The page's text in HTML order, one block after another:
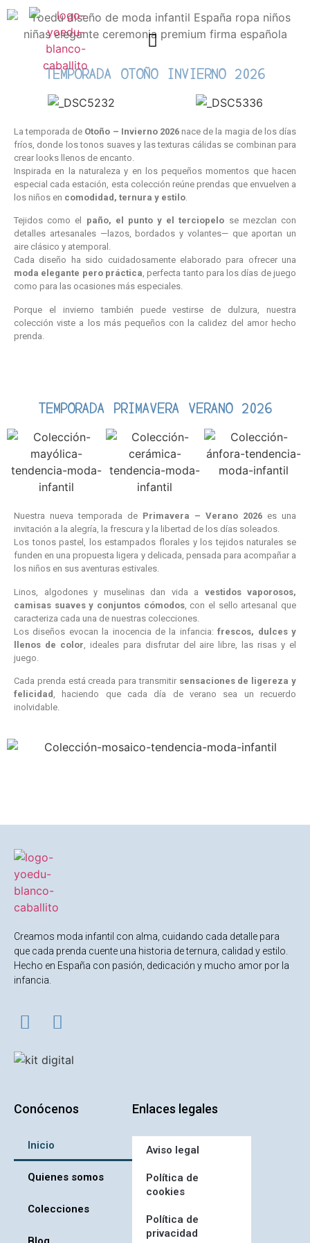
TEMPORADA OTOÑO INVIERNO 2026
La temporada de Otoño – Invierno 2026nace de la magia de los días
fríos, donde los tonos suaves y las texturas cálidas se combinan para
crear looks llenos de encanto.
Inspirada en la naturaleza y en los pequeños momentos que hacen
especial cada estación, esta colección reúne prendas que envuelven a
los niños en comodidad, ternura y estilo.
Tejidos como el paño, el punto y el terciopelo se mezclan con
detalles artesanales —lazos, bordados y volantes— que aportan un
aire clásico y atemporal.
Cada diseño ha sido cuidadosamente elaborado para ofrecer una
moda elegante pero práctica, perfecta tanto para los días de juego
como para las ocasiones más especiales.
Porque el invierno también puede vestirse de dulzura, nuestra
colección viste a los más pequeños con la calidez del amor hecho
prenda.
TEMPORADA PRIMAVERA VERANO 2026
Nuestra nueva temporada de Primavera – Verano 2026 es una
invitación a la alegría, la frescura y la libertad de los días soleados.
Los tonos pastel, los estampados florales y los tejidos naturales se
funden en una propuesta ligera y delicada, pensada para acompañar a
los niños en sus aventuras estivales.
Linos, algodones y muselinas dan vida a vestidos vaporosos,
camisas suaves y conjuntos cómodos, con el sello artesanal que
caracteriza cada una de nuestras colecciones.
Los diseños evocan la inocencia de la infancia:frescos, dulces y
llenos de color , ideales para disfrutar del aire libre, las risas y el
juego.
Cada prenda está creada para transmitir sensaciones de ligereza y
felicidad
, haciendo que cada día de verano sea un recuerdo
inolvidable.
Creamos moda infantil con alma, cuidando cada detalle para
que cada prenda cuente una historia de ternura, calidad y estilo.
Hecho en España con pasión, dedicación y mucho amor por la
infancia.
Conócenos
Inicio
Quienes somos
Colecciones
Enlaces legales
Aviso legal
Política de
cookies
Política de
privacidad